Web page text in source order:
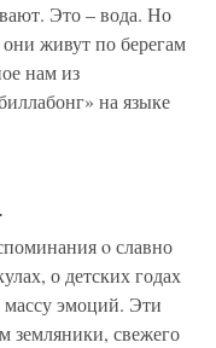
Это – вода. Но
живут по берегам
нам из
на языке
o славно
о детских годах
массу эмоций. Эти
земляники, свежего